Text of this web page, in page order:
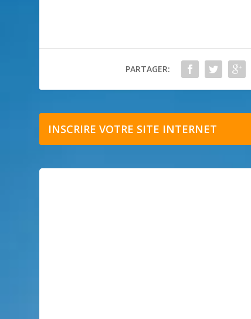
PARTAGER:
INSCRIRE VOTRE SITE INTERNET